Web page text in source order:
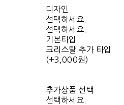
디자인
선택하세요.
선택하세요.
기본타입
크리스탈 추가 타입
(+3,000원)
추가상품 선택
선택하세요.